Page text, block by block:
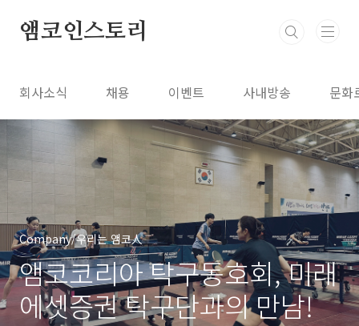
앰코인스토리
회사소식 채용 이벤트 사내방송 문화
Company/우리는 앰코人
앰코코리아 탁구동호회, 미래
에셋증권 탁구단과의 만남!